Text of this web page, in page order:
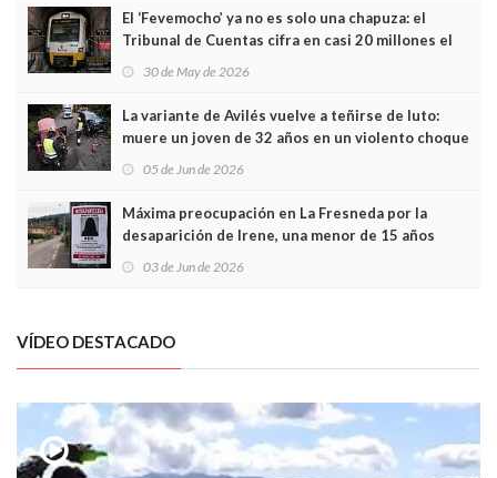
El ‘Fevemocho’ ya no es solo una chapuza: el
Tribunal de Cuentas cifra en casi 20 millones el
sobrecoste de los trenes que no cabían por los
30 de May de 2026
La variante de Avilés vuelve a teñirse de luto:
muere un joven de 32 años en un violento choque
frontal
05 de Jun de 2026
Máxima preocupación en La Fresneda por la
desaparición de Irene, una menor de 15 años
03 de Jun de 2026
VÍDEO DESTACADO